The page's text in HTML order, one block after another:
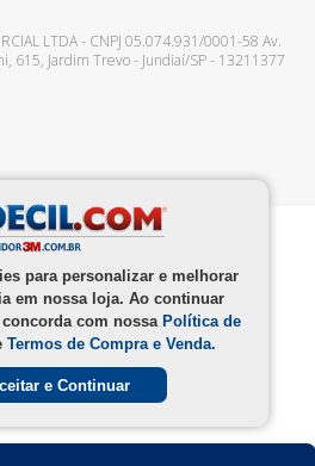
para personalizar e melhorar
em nossa loja. Ao continuar
com nossa Política de
Termos de Compra e Venda.
e Continuar
LTDA- CNPJ 05.074.931/0001-58 Av.
615, Jardim Trevo- Jundiaí/SP- 13211377